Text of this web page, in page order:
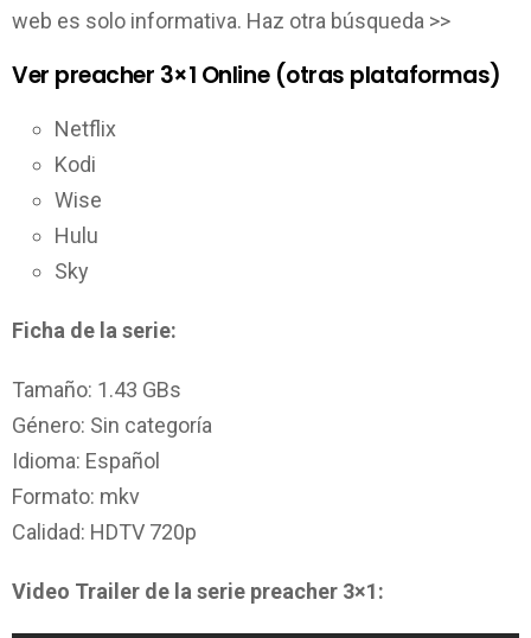
web es solo informativa. Haz otra búsqueda >>
Ver preacher 3×1 Online (otras plataformas)
Netflix
Kodi
Wise
Hulu
Sky
Ficha de la serie:
Tamaño: 1.43 GBs
Género: Sin categoría
Idioma: Español
Formato: mkv
Calidad: HDTV 720p
Video Trailer de la serie preacher 3×1: